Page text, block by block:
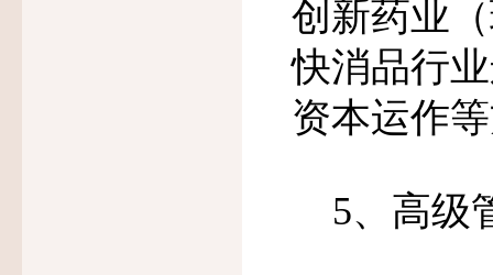
创新药业
快消品行
资本运作
5、高级